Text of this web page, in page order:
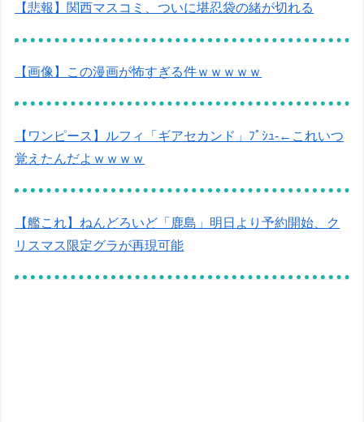
【悲報】関西マスコミ、ついに堪忍袋の緒が切れる
【画像】この漫画が怖すぎる件ｗｗｗｗｗ
【ワンピース】ルフィ「ギアセカンド」ﾌﾟｼｭ-←これいつ
覚えたんだよｗｗｗｗ
【艦これ】ねんどろいど「鹿島」明日より予約開始、ク
リスマス限定グラが再現可能